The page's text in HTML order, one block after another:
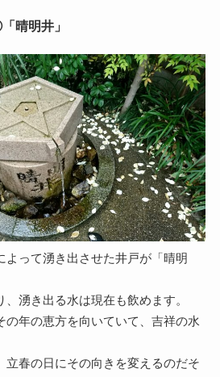
晴明井」
よって湧き出させた井戸が「晴明
湧き出る水は現在も飲めます。
の年の恵方を向いていて、吉祥の水
立春の日にその向きを変えるのだそ